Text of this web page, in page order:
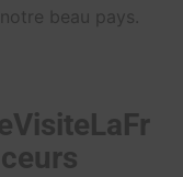
beau pays.